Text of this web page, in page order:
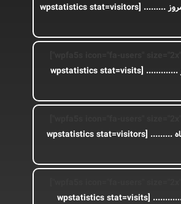
.........
[wpstatistics stat=visitors
.............
[wpstatistics stat=visits
.........
[wpstatistics stat=visitors
[wpstatistics stat=visits